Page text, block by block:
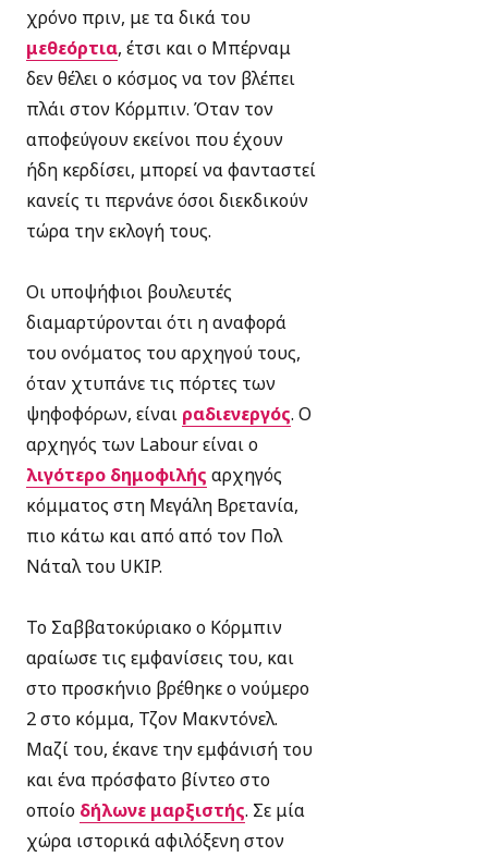
χρόνο πριν, με τα δικά του
μεθεόρτια, έτσι και ο Μπέρναμ
δεν θέλει ο κόσμος να τον βλέπει
πλάι στον Κόρμπιν. Όταν τον
αποφεύγουν εκείνοι που έχουν
ήδη κερδίσει, μπορεί να φανταστεί
κανείς τι περνάνε όσοι διεκδικούν
τώρα την εκλογή τους.
Οι υποψήφιοι βουλευτές
διαμαρτύρονται ότι η αναφορά
του ονόματος του αρχηγού τους,
όταν χτυπάνε τις πόρτες των
ψηφοφόρων, είναι ραδιενεργός. O
αρχηγός των Labour είναι ο
λιγότερο δημοφιλής αρχηγός
κόμματος στη Μεγάλη Βρετανία,
πιο κάτω και από από τον Πολ
Νάταλ του UKIP.
Το Σαββατοκύριακο ο Κόρμπιν
αραίωσε τις εμφανίσεις του, και
στο προσκήνιο βρέθηκε ο νούμερο
2 στο κόμμα, Τζον Μακντόνελ.
Μαζί του, έκανε την εμφάνισή του
και ένα πρόσφατο βίντεο στο
οποίο δήλωνε μαρξιστής. Σε μία
χώρα ιστορικά αφιλόξενη στον